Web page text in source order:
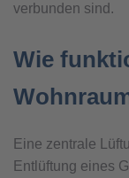
verbunden sind.
Wie
Eine zentrale
Entlüftung eines